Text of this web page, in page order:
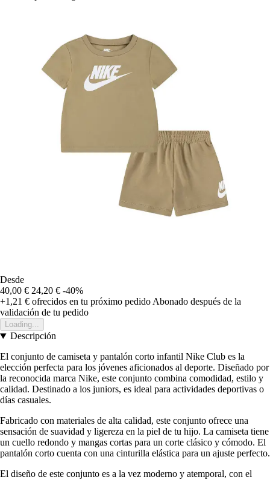
Desde
40,00 € 24,20 € -40%
+1,21 € ofrecidos en tu próximo pedido Abonado después de la
validación de tu pedido
Loading...
Descripción
El conjunto de camiseta y pantalón corto infantil Nike Club es la
elección perfecta para los jóvenes aficionados al deporte. Diseñado por
la reconocida marca Nike, este conjunto combina comodidad, estilo y
calidad. Destinado a los juniors, es ideal para actividades deportivas o
días casuales.
Fabricado con materiales de alta calidad, este conjunto ofrece una
sensación de suavidad y ligereza en la piel de tu hijo. La camiseta tiene
un cuello redondo y mangas cortas para un corte clásico y cómodo. El
pantalón corto cuenta con una cinturilla elástica para un ajuste perfecto.
El diseño de este conjunto es a la vez moderno y atemporal, con el